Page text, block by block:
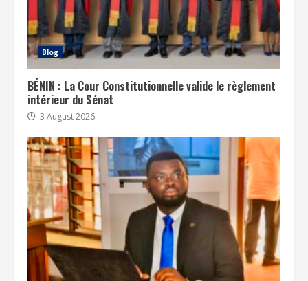
Blog
BÉNIN : La Cour Constitutionnelle valide le règlement
intérieur du Sénat
3 August 2026